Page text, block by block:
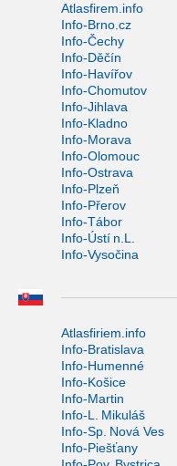
Atlasfirem.info
Info-Brno.cz
Info-Čechy
Info-Děčín
Info-Havířov
Info-Chomutov
Info-Jihlava
Info-Kladno
Info-Morava
Info-Olomouc
Info-Ostrava
Info-Plzeň
Info-Přerov
Info-Tábor
Info-Ústí n.L.
Info-Vysočina
Atlasfiriem.info
Info-Bratislava
Info-Humenné
Info-Košice
Info-Martin
Info-L. Mikuláš
Info-Sp. Nová Ves
Info-Piešťany